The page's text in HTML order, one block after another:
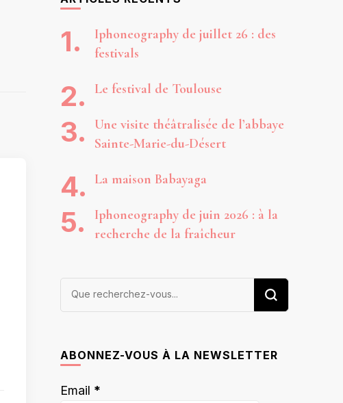
Iphoneography de juillet 26 : des
festivals
Le festival de Toulouse
Une visite théâtralisée de l’abbaye
Sainte-Marie-du-Désert
La maison Babayaga
Iphoneography de juin 2026 : à la
recherche de la fraîcheur
Vous
ABONNEZ-VOUS À LA NEWSLETTER
Email *